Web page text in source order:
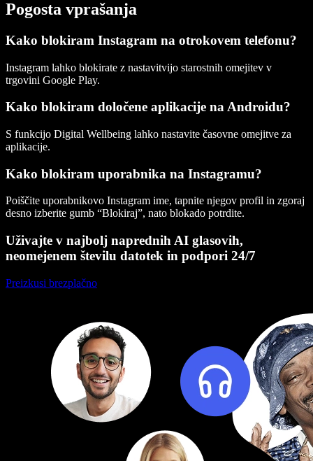
Pogosta vprašanja
Kako blokiram Instagram na otrokovem telefonu?
Instagram lahko blokirate z nastavitvijo starostnih omejitev v
trgovini Google Play.
Kako blokiram določene aplikacije na Androidu?
S funkcijo Digital Wellbeing lahko nastavite časovne omejitve za
aplikacije.
Kako blokiram uporabnika na Instagramu?
Poiščite uporabnikovo Instagram ime, tapnite njegov profil in zgoraj
desno izberite gumb “Blokiraj”, nato blokado potrdite.
Uživajte v najbolj naprednih AI glasovih,
neomejenem številu datotek in podpori 24/7
Preizkusi brezplačno